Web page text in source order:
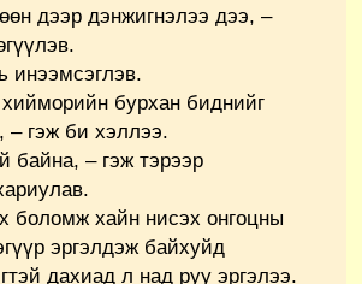
дээр дэнжигнэлээ дээ, –
инээмсэглэв.
бурхан биднийг
– гэж би хэллээ.
байна, – гэж тэрээр
боломж хайн нисэх онгоцны
эргэлдэж байхуйд
дахиад л над руу эргэлээ.